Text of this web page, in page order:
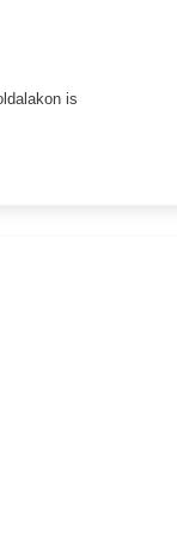
is